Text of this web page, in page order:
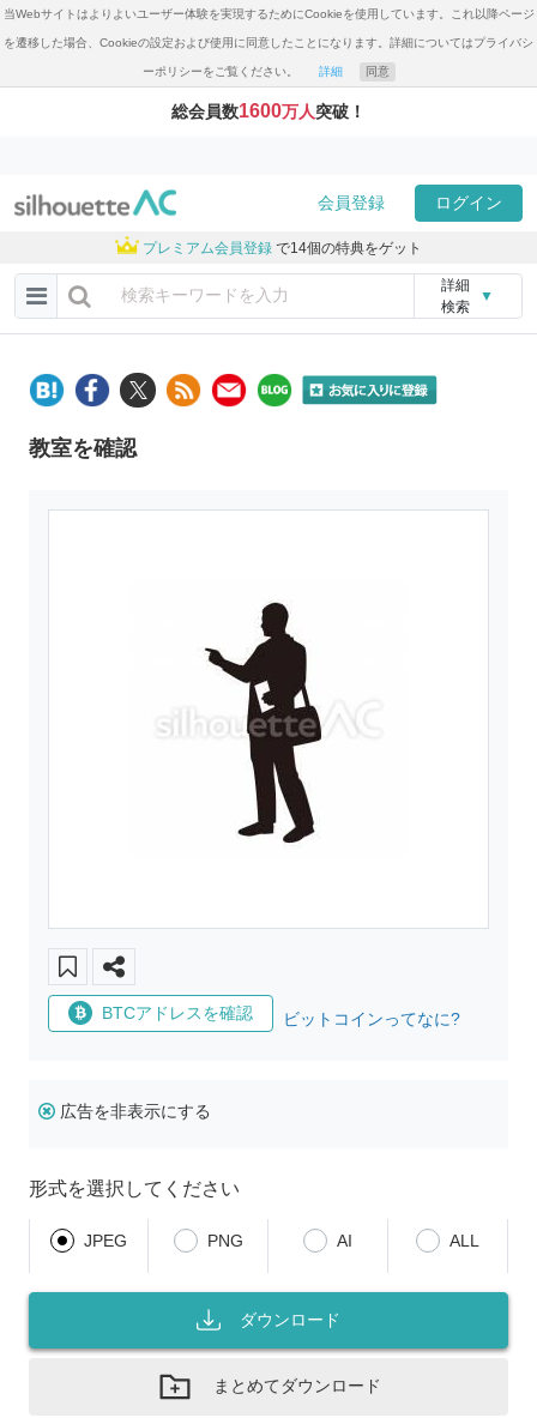
当Webサイトはよりよいユーザー体験を実現するためにCookieを使用しています。これ以降ページ
を遷移した場合、Cookieの設定および使用に同意したことになります。詳細についてはプライバシ
ーポリシーをご覧ください。 詳細 同意
総会員数1600万人突破！
会員登録 ログイン
プレミアム会員登録 で14個の特典をゲット
詳細
検索
▼
教室を確認
BTCアドレスを確認 ビットコインってなに?
広告を非表示にする
形式を選択してください
JPEG PNG AI ALL
ダウンロード
まとめてダウンロード